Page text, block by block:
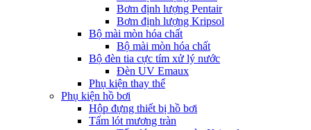
Bơm định lượng Pentair
Bơm định lượng Kripsol
Bộ mài mòn hóa chất
Bộ mài mòn hóa chất
Bộ đèn tia cực tím xử lý nước
Đèn UV Emaux
Phụ kiện thay thế
Phụ kiện hồ bơi
Hộp đựng thiết bị hồ bơi
Tấm lót mương tràn